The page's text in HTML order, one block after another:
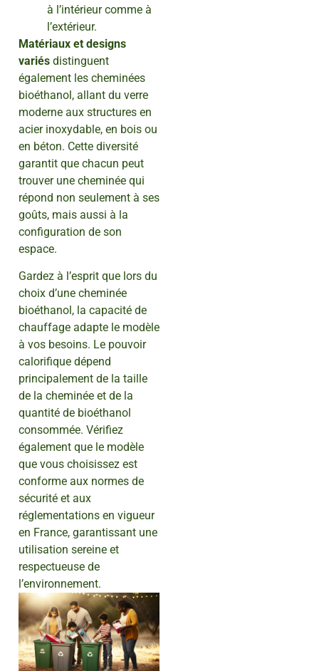
à l’intérieur comme à
l’extérieur.
Matériaux et designs
variés distinguent
également les cheminées
bioéthanol, allant du verre
moderne aux structures en
acier inoxydable, en bois ou
en béton. Cette diversité
garantit que chacun peut
trouver une cheminée qui
répond non seulement à ses
goûts, mais aussi à la
configuration de son
espace.
Gardez à l’esprit que lors du
choix d’une cheminée
bioéthanol, la capacité de
chauffage adapte le modèle
à vos besoins. Le pouvoir
calorifique dépend
principalement de la taille
de la cheminée et de la
quantité de bioéthanol
consommée. Vérifiez
également que le modèle
que vous choisissez est
conforme aux normes de
sécurité et aux
réglementations en vigueur
en France, garantissant une
utilisation sereine et
respectueuse de
l’environnement.